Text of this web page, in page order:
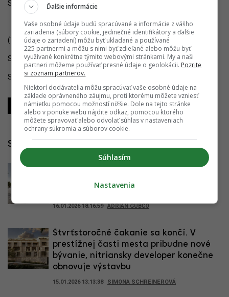
Satinského ulice.
(YIM.BA, SME)
Sledujte YIM.BA naInstagrame.
Sledujte YIM.BA naYouTube
Zdieľať Zdieľať Zdieľať
Súvisiace články
Veľké víťazstvo pre Bratislavu. Mesto
16.01.2026 18:16:59 ADRIAN GUBČO
Štvrťstoročné čakanie sa končí. V
prestížnej časti mesta pribudne nové
bývanie, nitriansky developer konečne
obnovuje výstavbu
15.01.2026 13:13:38 SIMONA SCHREINEROVÁ
Ďalšie informácie
Vaše osobné údaje budú spracúvané a informácie z vášho
zariadenia (súbory cookie, jedinečné identifikátory a ďalšie
údaje o zariadení) môžu byť ukladané a používané
225 partnermi a môžu s nimi byť zdieľané alebo môžu byť
využívané konkrétne týmito webovými stránkami. My a naši
partneri môžeme používať presné údaje o geolokácii. Pozrite
si zoznam partnerov.
Niektorí dodávatelia môžu spracúvať vaše osobné údaje na
základe oprávneného záujmu, proti ktorému môžete vzniesť
námietku pomocou možností nižšie. Dole na tejto stránke
alebo v ponuke webu nájdite odkaz, pomocou ktorého
môžete spravovať alebo odvolať súhlas v nastaveniach
ochrany súkromia a súborov cookie.
Súhlasím
Nastavenia